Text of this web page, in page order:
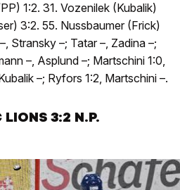
1:2. 31. Vozenilek (Kubalik)
3:2. 55. Nussbaumer (Frick)
Stransky –; Tatar –, Zadina –;
–, Asplund –; Martschini 1:0,
–; Ryfors 1:2, Martschini –.
LIONS 3:2 N.P.